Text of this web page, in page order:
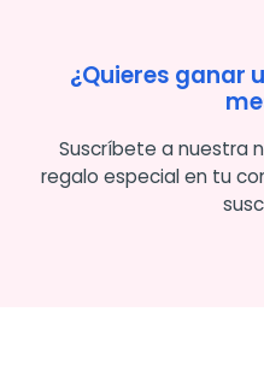
¿Quieres ganar
Suscríbete a nuestra
regalo especial en tu